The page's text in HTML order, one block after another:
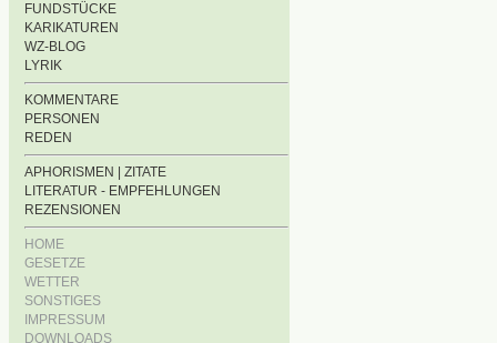
FUNDSTÜCKE
KARIKATUREN
WZ-BLOG
LYRIK
KOMMENTARE
PERSONEN
REDEN
APHORISMEN | ZITATE
LITERATUR - EMPFEHLUNGEN
REZENSIONEN
HOME
GESETZE
WETTER
SONSTIGES
IMPRESSUM
DOWNLOADS